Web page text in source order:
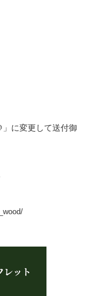
に変更して送付御